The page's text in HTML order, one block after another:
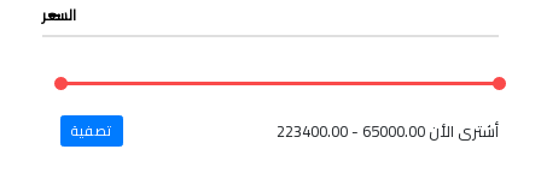
السعر
تصفية أشترى الأن65000.00 - 223400.00